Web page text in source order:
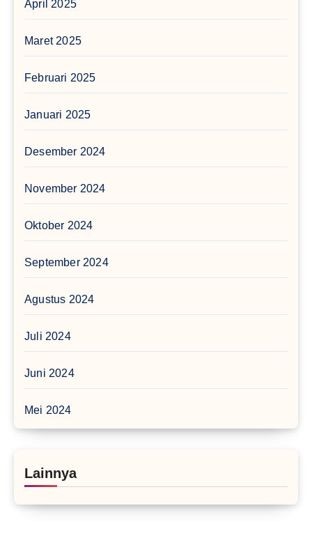
April 2025
Maret 2025
Februari 2025
Januari 2025
Desember 2024
November 2024
Oktober 2024
September 2024
Agustus 2024
Juli 2024
Juni 2024
Mei 2024
Lainnya